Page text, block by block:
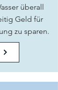
überall
Geld für
zu sparen.